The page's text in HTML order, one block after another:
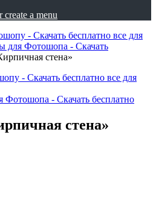
create a menu
- Скачать бесплатно все для
для Фотошопа - Скачать
стена»
- Скачать бесплатно все для
Фотошопа - Скачать бесплатно
стена»